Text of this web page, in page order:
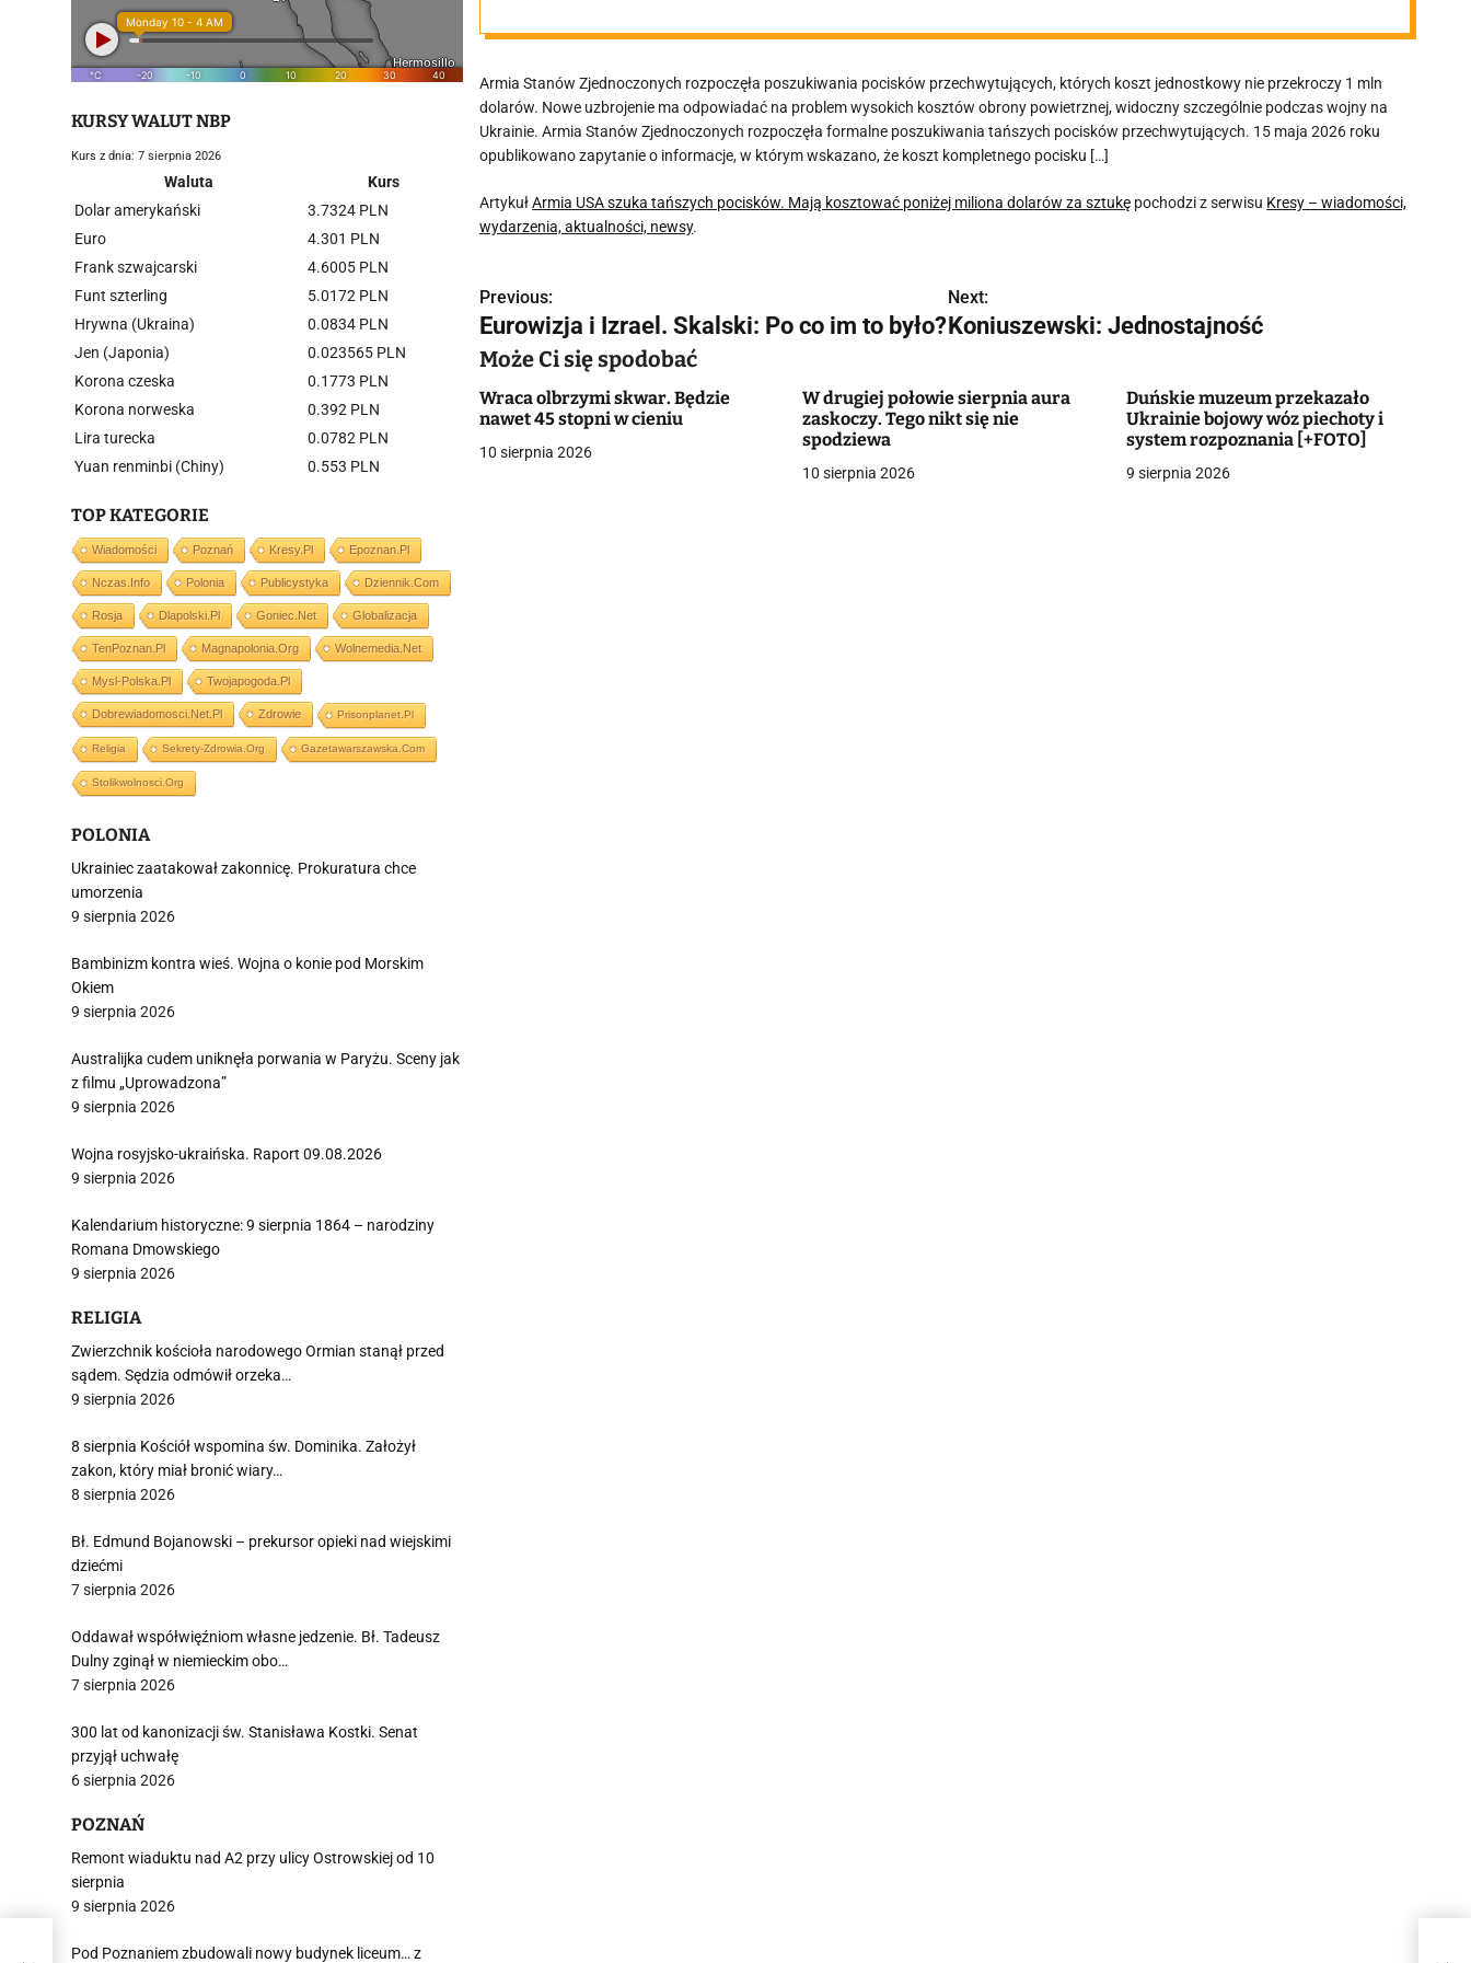
Armia Stanów Zjednoczonych rozpoczęła poszukiwania pocisków przechwytujących, których koszt jednostkowy nie przekroczy 1 mln
dolarów. Nowe uzbrojenie ma odpowiadać na problem wysokich kosztów obrony powietrznej, widoczny szczególnie podczas wojny na
Ukrainie. Armia Stanów Zjednoczonych rozpoczęła formalne poszukiwania tańszych pocisków przechwytujących. 15 maja 2026 roku
opublikowano zapytanie o informacje, w którym wskazano, że koszt kompletnego pocisku […]
ArtykułArmia USA szuka tańszych pocisków. Mają kosztować poniżej miliona dolarów za sztukę pochodzi z serwisu Kresy – wiadomości,
wydarzenia, aktualności, newsy.
N
a
w
i
Previous:
Eurowizja i Izrael. Skalski: Po co im to było?
Next:
Koniuszewski: Jednostajność
Może Ci się spodobać
Wraca olbrzymi skwar. Będzie
nawet 45 stopni w cieniu
10 sierpnia 2026
W drugiej połowie sierpnia aura
zaskoczy. Tego nikt się nie
spodziewa
10 sierpnia 2026
Duńskie muzeum przekazało
Ukrainie bojowy wóz piechoty i
system rozpoznania [+FOTO]
9 sierpnia 2026
KURSY WALUT NBP
Kurs z dnia: 7 sierpnia 2026
Waluta
Kurs
Dolar amerykański
3.7324 PLN
Euro
4.301 PLN
Frank szwajcarski
4.6005 PLN
Funt szterling
5.0172 PLN
Hrywna (Ukraina)
0.0834 PLN
Jen (Japonia)
0.023565 PLN
Korona czeska
0.1773 PLN
Korona norweska
0.392 PLN
Lira turecka
0.0782 PLN
Yuan renminbi (Chiny)
0.553 PLN
TOP KATEGORIE
Wiadomości Poznań Kresy.pl Epoznan.pl
Nczas.info Polonia Publicystyka Dziennik.com
Rosja Dlapolski.pl Goniec.net Globalizacja
TenPoznan.pl Magnapolonia.org Wolnemedia.net
Mysl-Polska.pl Twojapogoda.pl
Dobrewiadomosci.net.pl Zdrowie Prisonplanet.pl
Religia Sekrety-Zdrowia.org Gazetawarszawska.com
Stolikwolnosci.org
POLONIA
Ukrainiec zaatakował zakonnicę. Prokuratura chce
umorzenia
9 sierpnia 2026
Bambinizm kontra wieś. Wojna o konie pod Morskim
Okiem
9 sierpnia 2026
Australijka cudem uniknęła porwania w Paryżu. Sceny jak
z filmu „Uprowadzona”
9 sierpnia 2026
Wojna rosyjsko-ukraińska. Raport 09.08.2026
9 sierpnia 2026
Kalendarium historyczne: 9 sierpnia 1864 – narodziny
Romana Dmowskiego
9 sierpnia 2026
RELIGIA
Zwierzchnik kościoła narodowego Ormian stanął przed
sądem. Sędzia odmówił orzeka…
9 sierpnia 2026
8 sierpnia Kościół wspomina św. Dominika. Założył
zakon, który miał bronić wiary…
8 sierpnia 2026
Bł. Edmund Bojanowski – prekursor opieki nad wiejskimi
dziećmi
7 sierpnia 2026
Oddawał współwięźniom własne jedzenie. Bł. Tadeusz
Dulny zginął w niemieckim obo…
7 sierpnia 2026
300 lat od kanonizacji św. Stanisława Kostki. Senat
przyjął uchwałę
6 sierpnia 2026
POZNAŃ
Remont wiaduktu nad A2 przy ulicy Ostrowskiej od 10
sierpnia
9 sierpnia 2026
Pod Poznaniem zbudowali nowy budynek liceum… z